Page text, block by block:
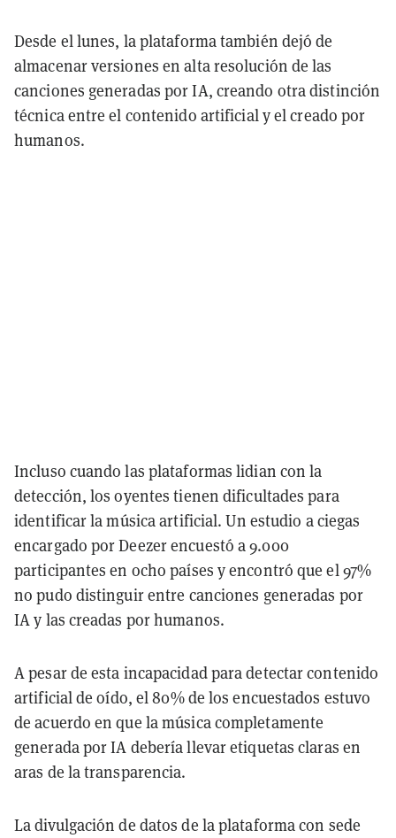
Desde el lunes, la plataforma también dejó de
almacenar versiones en alta resolución de las
canciones generadas por IA, creando otra distinción
técnica entre el contenido artificial y el creado por
humanos.
Incluso cuando las plataformas lidian con la
detección, los oyentes tienen dificultades para
identificar la música artificial. Un estudio a ciegas
encargado por Deezer encuestó a 9.000
participantes en ocho países y encontró que el 97%
no pudo distinguir entre canciones generadas por
IA y las creadas por humanos.
A pesar de esta incapacidad para detectar contenido
artificial de oído, el 80% de los encuestados estuvo
de acuerdo en que la música completamente
generada por IA debería llevar etiquetas claras en
aras de la transparencia.
La divulgación de datos de la plataforma con sede